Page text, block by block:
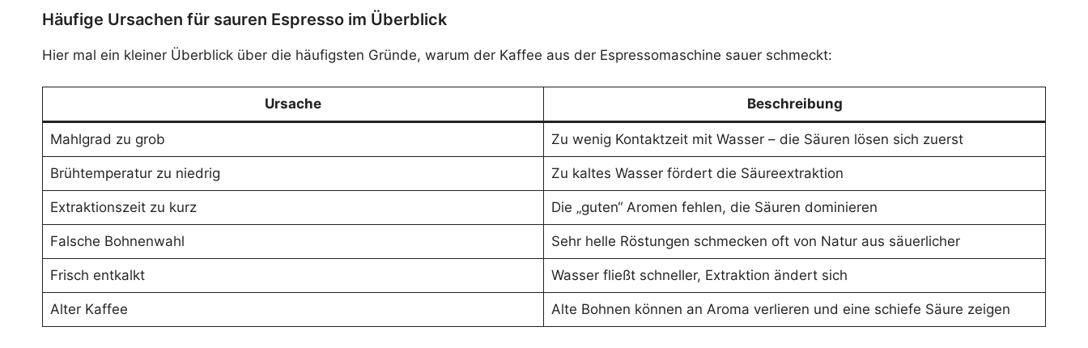
Häufige Ursachen für sauren Espresso im Überblick
Hier mal ein kleiner Überblick über die häufigsten Gründe, warum der Kaffee aus der Espressomaschine sauer schmeckt:
Ursache Beschreibung
Mahlgrad zu grob Zu wenig Kontaktzeit mit Wasser – die Säuren lösen sich zuerst
Brühtemperatur zu niedrig Zu kaltes Wasser fördert die Säureextraktion
Extraktionszeit zu kurz Die „guten“ Aromen fehlen, die Säuren dominieren
Falsche Bohnenwahl Sehr helle Röstungen schmecken oft von Natur aus säuerlicher
Frisch entkalkt Wasser fließt schneller, Extraktion ändert sich
Alter Kaffee Alte Bohnen können an Aroma verlieren und eine schiefe Säure zeigen